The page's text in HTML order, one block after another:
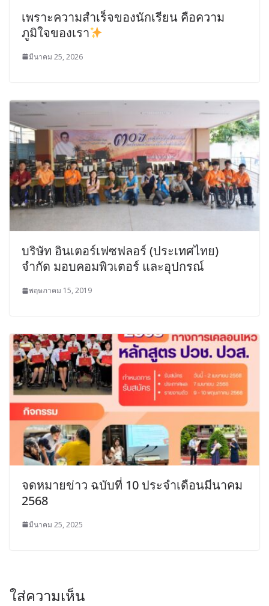
เพราะความสำเร็จของนักเรียน คือความ
ภูมิใจของเรา
มีนาคม 25, 2026
บริษัท อินเตอร์เฟซฟลอร์ (ประเทศไทย)
จำกัด มอบคอมพิวเตอร์ และอุปกรณ์
พฤษภาคม 15, 2019
จดหมายข่าว ฉบับที่ 10 ประจำเดือนมีนาคม
2568
มีนาคม 25, 2025
ใส่ความเห็น